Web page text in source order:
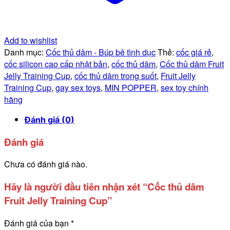
Add to wishlist
Danh mục: Cốc thủ dâm - Búp bê tình dụcThẻ: cốc giá rẻ,
cốc silicon cao cấp nhật bản, cốc thủ dâm, Cốc thủ dâm Fruit
Jelly Training Cup, cốc thủ dâm trong suốt, Fruit Jelly
Training Cup, gay sex toys, MIN POPPER, sex toy chính
hãng
Đánh giá (0)
Đánh giá
Chưa có đánh giá nào.
Hãy là người đầu tiên nhận xét “Cốc thủ dâm
Fruit Jelly Training Cup”
Đánh giá của bạn *